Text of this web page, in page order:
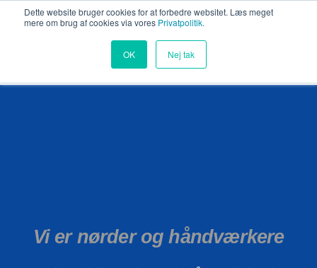
Dette website bruger cookies for at forbedre websitet. Læs meget
mere om brug af cookies via vores Privatpolitik.
OK Nej tak
Vi er nørder og håndværkere